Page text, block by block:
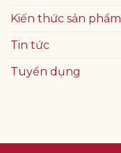
Kiến thức sản phẩm
Tin tức
Tuyển dụng